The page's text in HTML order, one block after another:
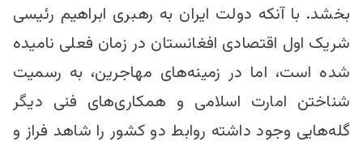
بخشد. با آنکه دولت ایران به رهبری ابراهیم رئیسی
شریک اول اقتصادی افغانستان در زمان فعلی نامیده
شده است، اما در زمینه‌های مهاجرین، به رسمیت
شناختن امارت اسلامی و همکاری‌های فنی دیگر
گله‌هایی وجود داشته روابط دو کشور‌ را شاهد فراز و